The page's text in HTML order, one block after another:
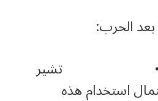
الحرب:
استخدام هذه